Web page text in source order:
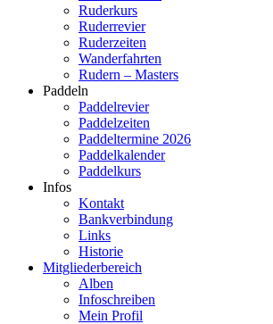
Ruderkurs
Ruderrevier
Ruderzeiten
Wanderfahrten
Rudern – Masters
Paddeln
Paddelrevier
Paddelzeiten
Paddeltermine 2026
Paddelkalender
Paddelkurs
Infos
Kontakt
Bankverbindung
Links
Historie
Mitgliederbereich
Alben
Infoschreiben
Mein Profil